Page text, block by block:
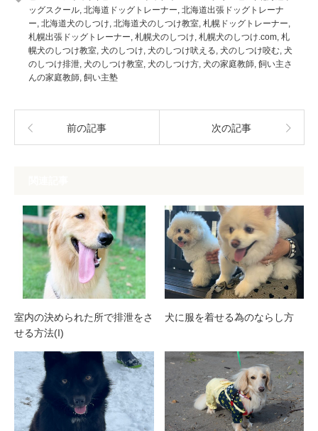
ッグスクール 北海道ドッグトレーナー 北海道出張ドッグトレーナ
ー 北海道犬のしつけ 北海道犬のしつけ教室 札幌ドッグトレーナー
札幌出張ドッグトレーナー 札幌犬のしつけ 札幌犬のしつけ.com 札
幌犬のしつけ教室 犬のしつけ 犬のしつけ吠える 犬のしつけ咬む 犬
のしつけ排泄 犬のしつけ教室 犬のしつけ方 犬の家庭教師 飼い主さ
んの家庭教師 飼い主塾
前の記事 次の記事
室内の決められた所で排泄をさ
せる方法(I)
犬に服を着せる為のならし方